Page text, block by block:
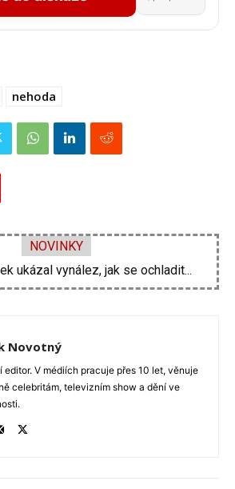
nehoda
NOVINKY
Pavla Šporcla za pouhé tři...
Novotný
editor. V médiích pracuje přes 10 let, věnuje
celebritám, televizním show a dění ve